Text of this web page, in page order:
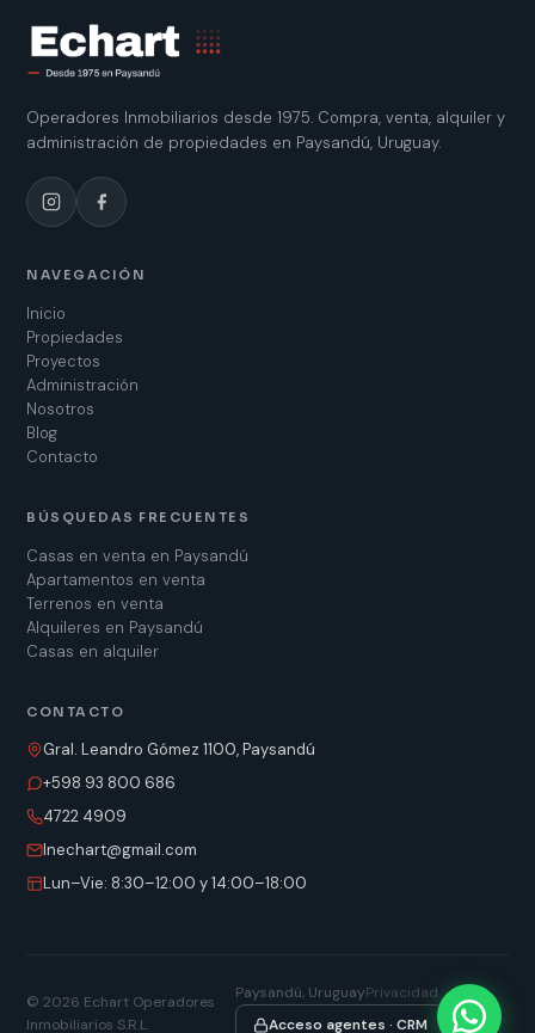
Operadores Inmobiliarios desde 1975. Compra, venta, alquiler y
administración de propiedades en Paysandú, Uruguay.
NAVEGACIÓN
Inicio
Propiedades
Proyectos
Administración
Nosotros
Blog
Contacto
BÚSQUEDAS FRECUENTES
Casas en venta en Paysandú
Apartamentos en venta
Terrenos en venta
Alquileres en Paysandú
Casas en alquiler
CONTACTO
Gral. Leandro Gómez 1100, Paysandú
+598 93 800 686
4722 4909
lnechart@gmail.com
Lun–Vie: 8:30–12:00 y 14:00–18:00
©2026 Echart Operadores
Inmobiliarios S.R.L.
Paysandú, UruguayPrivacidad
Acceso agentes · CRM